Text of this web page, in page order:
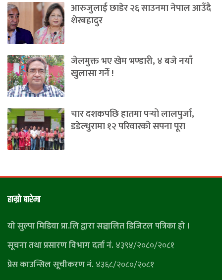
आरुजुलाई छाडेर २६ साउनमा नेपाल आउँदै
शेरबहादुर
जेलमुक्त भए खेम भण्डारी, ४ बजे नयाँ
खुलासा गर्ने !
चार दशकपछि हातमा पर्‍यो लालपुर्जा,
डडेल्धुरामा १२ परिवारको सपना पूरा
हाम्राे बारेमा
याे सुल्पा मिडिया प्रा.लि द्वारा सञ्चालित डिजिटल पत्रिका हाे ।
सूचना तथा प्रसारण विभाग दर्ता नं. ४३९४/२०८०/२०८१
प्रेस काउन्सिल सूचीकरण नं. ४३६८/२०८०/२०८१